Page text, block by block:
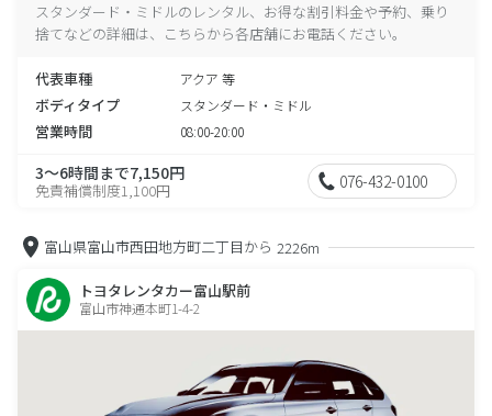
スタンダード・ミドルのレンタル、お得な割引料金や予約、乗り
捨てなどの詳細は、こちらから各店舗にお電話ください。
代表車種 アクア 等
ボディタイプ スタンダード・ミドル
営業時間 08:00-20:00
3～6時間まで7,150円
免責補償制度1,100円 076-432-0100
富山県富山市西田地方町二丁目から 2226m
トヨタレンタカー富山駅前
富山市神通本町1-4-2